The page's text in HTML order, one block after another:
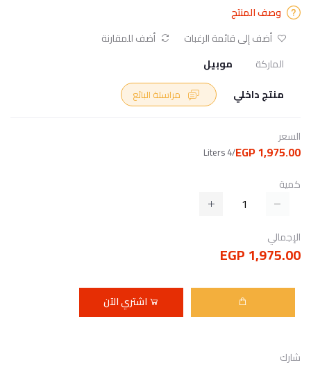
وصف المنتج
أضف إلى قائمة الرغبات
أضف للمقارنة
الماركة
موبيل
منتج داخلي
السعر
1,975.00 EGP
/4 Liters
كمية
الإجمالي
1,975.00 EGP
اشتري الآن
شارك